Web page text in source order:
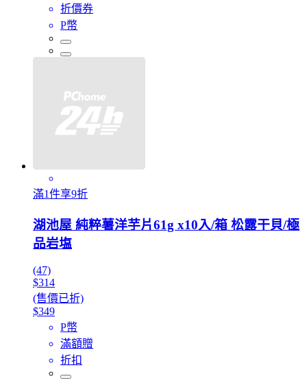
折價券
P幣
滿1件享9折
湖池屋 純粹薯洋芋片61g x10入/箱 松露干貝/極
品岩塩
(47)
$314
(售價已折)
$349
P幣
滿額贈
折扣